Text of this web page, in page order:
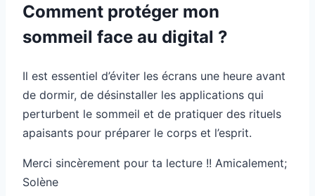
Comment protéger mon
sommeil face au digital ?
Il est essentiel d’éviter les écrans une heure avant
de dormir, de désinstaller les applications qui
perturbent le sommeil et de pratiquer des rituels
apaisants pour préparer le corps et l’esprit.
Merci sincèrement pour ta lecture !! Amicalement;
Solène